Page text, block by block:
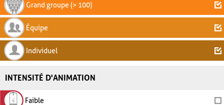
Grand groupe (> 100)
Équipe
Individuel
INTENSITÉ D'ANIMATION
Faible